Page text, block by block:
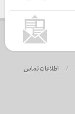
/ اطلاعات تماس